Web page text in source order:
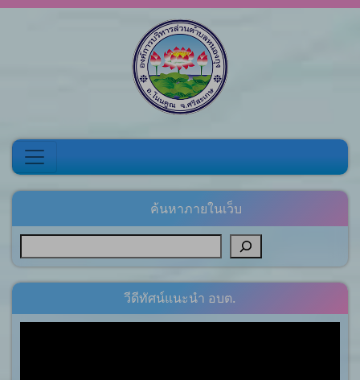
ค้นหาภายในเว็บ
วีดีทัศน์แนะนำ อบต.